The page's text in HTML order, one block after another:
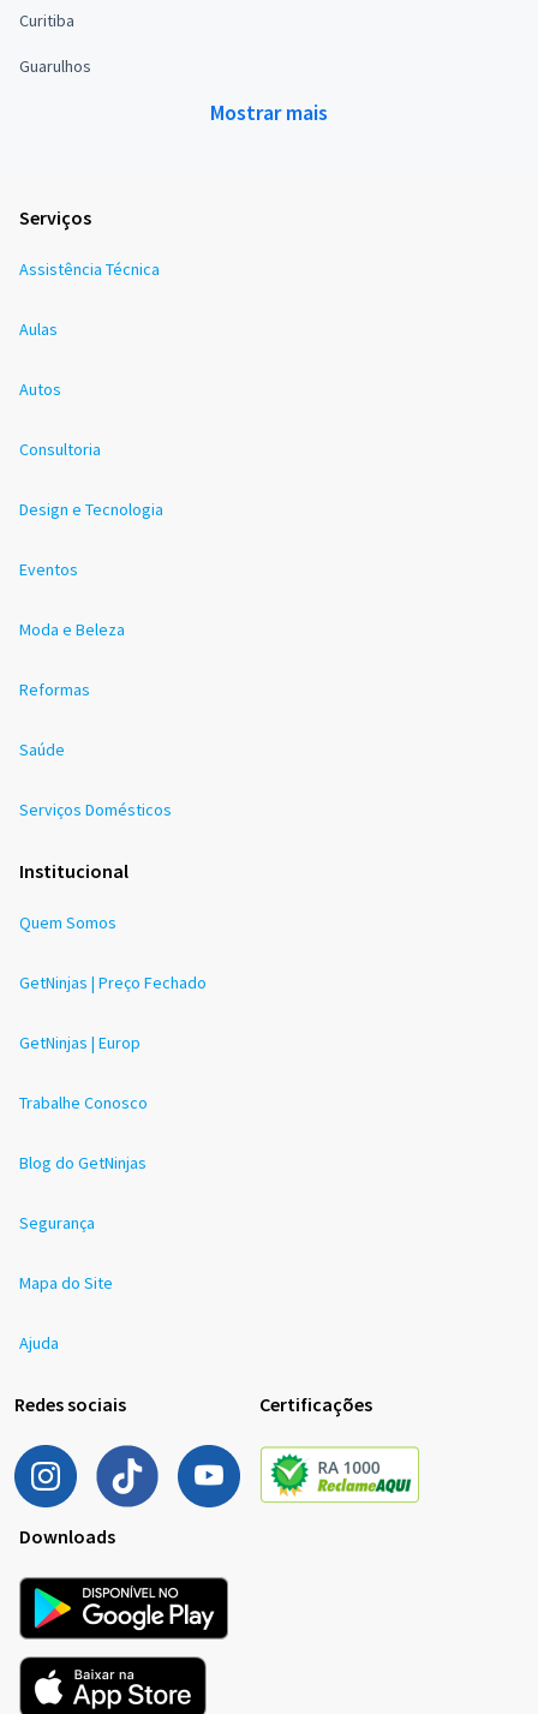
Curitiba
Guarulhos
Mostrar mais
Serviços
Assistência Técnica
Aulas
Autos
Consultoria
Design e Tecnologia
Eventos
Moda e Beleza
Reformas
Saúde
Serviços Domésticos
Institucional
Quem Somos
GetNinjas | Preço Fechado
GetNinjas | Europ
Trabalhe Conosco
Blog do GetNinjas
Segurança
Mapa do Site
Ajuda
Redes sociais Certificações
Downloads